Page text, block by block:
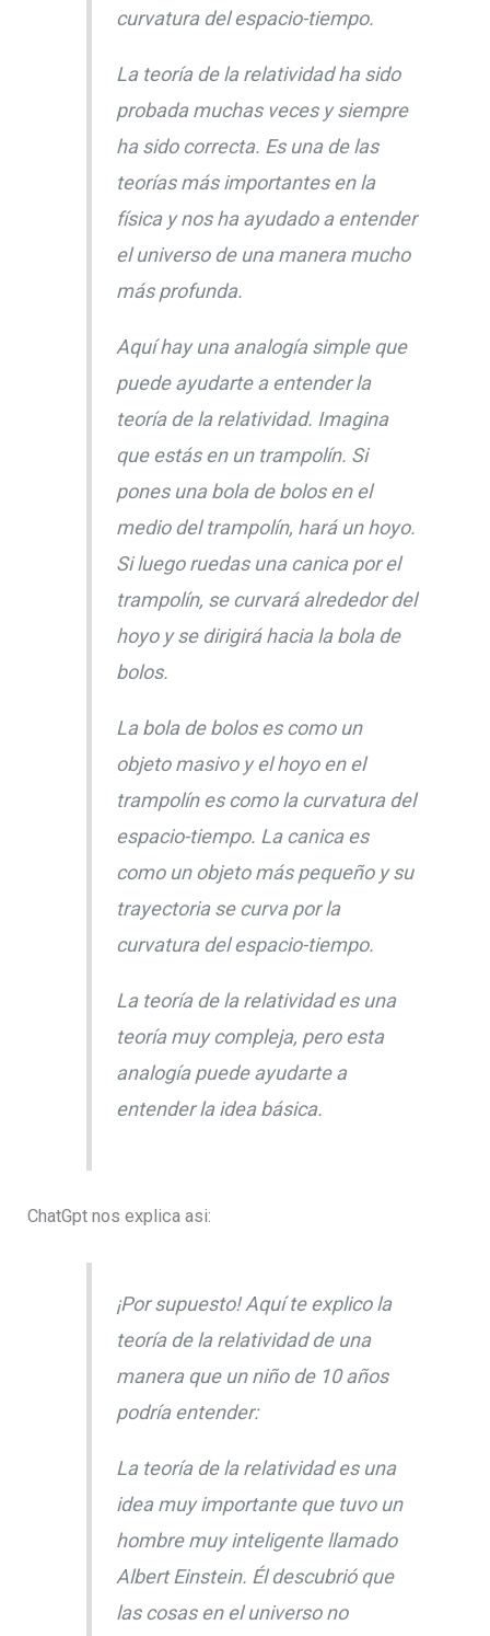
curvatura del espacio-tiempo.
La teoría de la relatividad ha sido
probada muchas veces y siempre
ha sido correcta. Es una de las
teorías más importantes en la
física y nos ha ayudado a entender
el universo de una manera mucho
más profunda.
Aquí hay una analogía simple que
puede ayudarte a entender la
teoría de la relatividad. Imagina
que estás en un trampolín. Si
pones una bola de bolos en el
medio del trampolín, hará un hoyo.
Si luego ruedas una canica por el
trampolín, se curvará alrededor del
hoyo y se dirigirá hacia la bola de
bolos.
La bola de bolos es como un
objeto masivo y el hoyo en el
trampolín es como la curvatura del
espacio-tiempo. La canica es
como un objeto más pequeño y su
trayectoria se curva por la
curvatura del espacio-tiempo.
La teoría de la relatividad es una
teoría muy compleja, pero esta
analogía puede ayudarte a
entender la idea básica.
ChatGpt nos explica asi:
¡Por supuesto! Aquí te explico la
teoría de la relatividad de una
manera que un niño de 10 años
podría entender:
La teoría de la relatividad es una
idea muy importante que tuvo un
hombre muy inteligente llamado
Albert Einstein. Él descubrió que
las cosas en el universo no